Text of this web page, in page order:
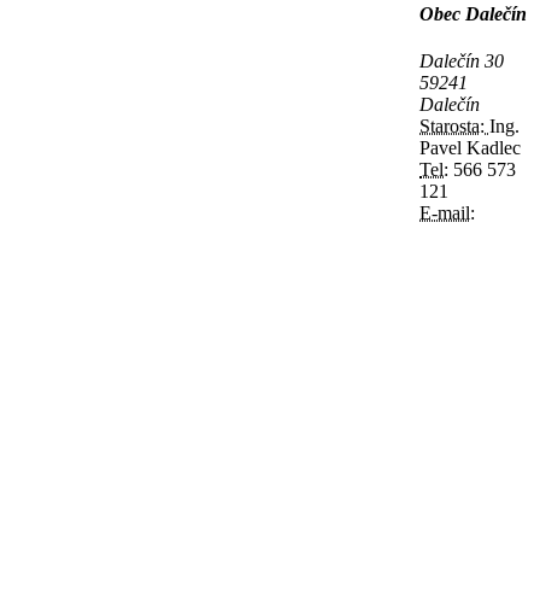
Obec Dalečín
Dalečín 30
59241
Dalečín
Starosta: Ing.
Pavel Kadlec
Tel: 566 573
121
E-mail: